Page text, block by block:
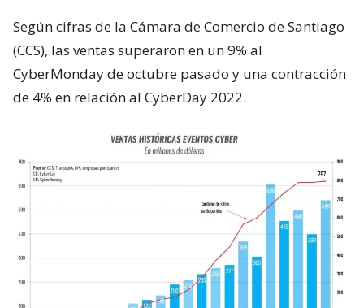
Según cifras de la Cámara de Comercio de Santiago
(CCS), las ventas superaron en un 9% al
CyberMonday de octubre pasado y una contracción
de 4% en relación al CyberDay 2022.